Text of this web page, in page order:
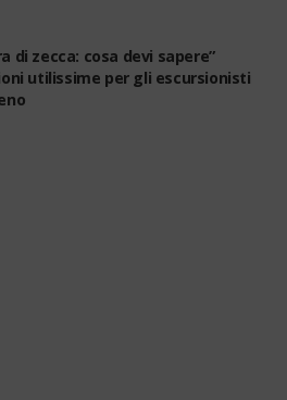
di zecca: cosa devi sapere”
utilissime per gli escursionisti